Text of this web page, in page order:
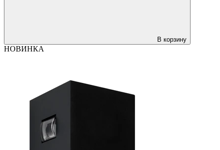
В корзину
НОВИНКА